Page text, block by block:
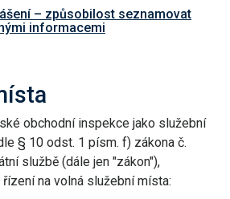
– způsobilost seznamovat
informacemi
obchodní inspekce jako služební
§ 10 odst. 1 písm. f) zákona č.
službě (dále jen "zákon"),
na volná služební místa: